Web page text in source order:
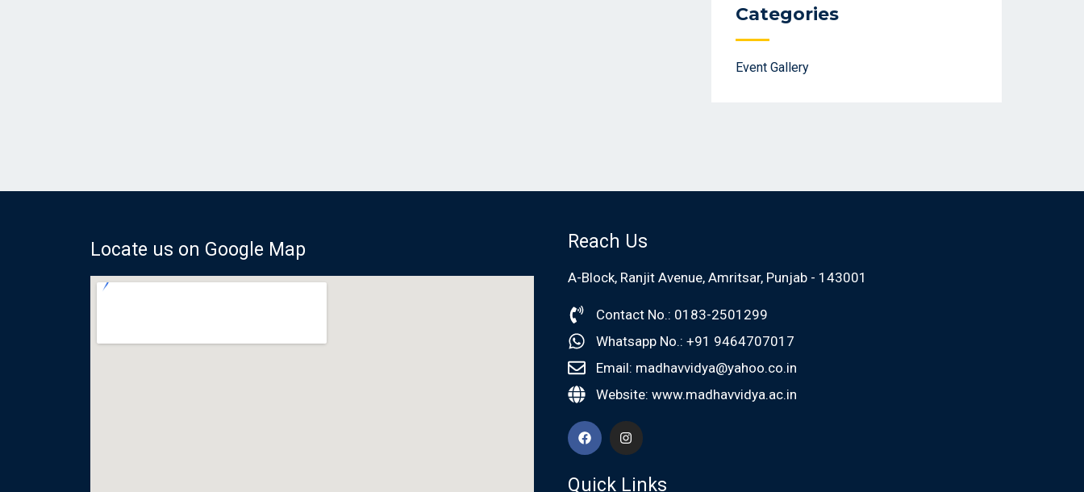
Categories
Event Gallery
Locate us on Google Map Reach Us
A-Block, Ranjit Avenue, Amritsar, Punjab - 143001
Contact No.: 0183-2501299
Whatsapp No.: +91 9464707017
Email: madhavvidya@yahoo.co.in
Website: www.madhavvidya.ac.in
Quick Links